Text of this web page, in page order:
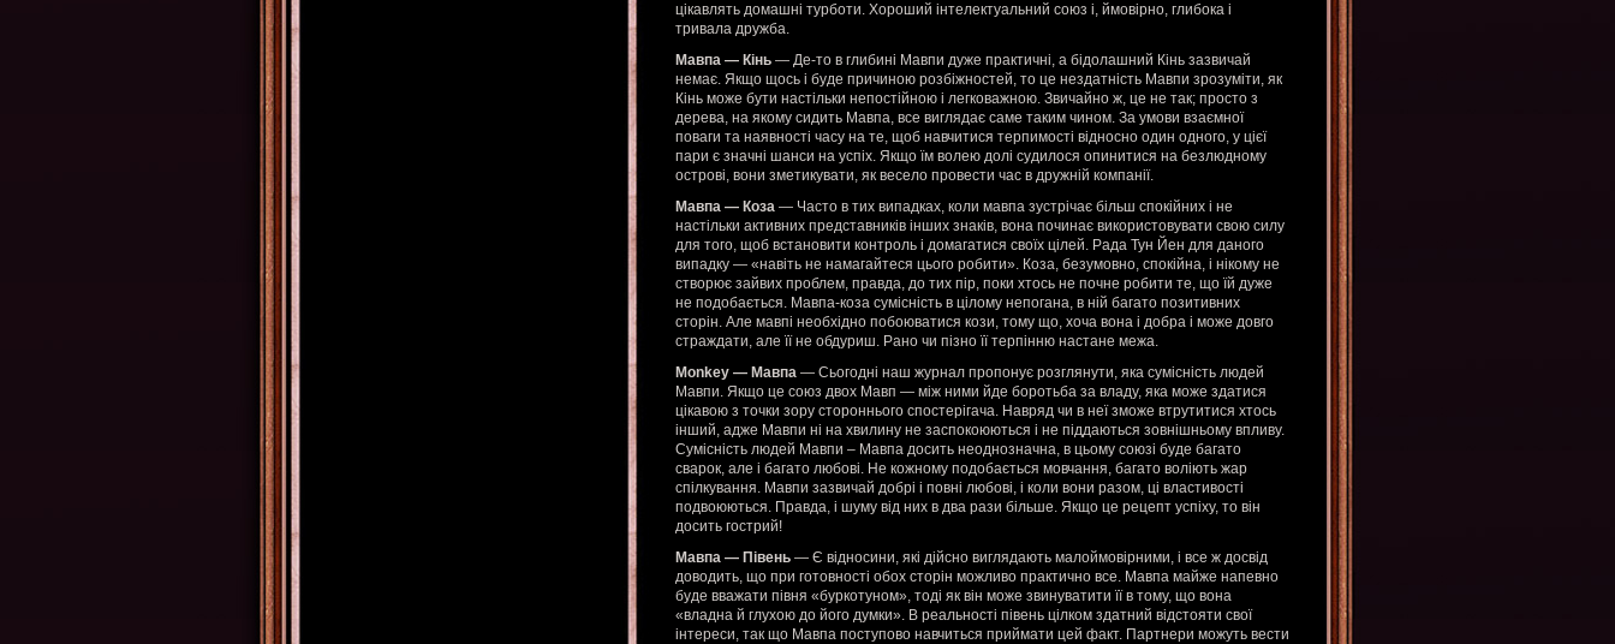
цікавлять домашні турботи. Хороший інтелектуальний союз і, ймовірно, глибока і
тривала дружба.
Мавпа — Кінь — Де-то в глибині Мавпи дуже практичні, а бідолашний Кінь зазвичай
немає. Якщо щось і буде причиною розбіжностей, то це нездатність Мавпи зрозуміти, як
Кінь може бути настільки непостійною і легковажною. Звичайно ж, це не так; просто з
дерева, на якому сидить Мавпа, все виглядає саме таким чином. За умови взаємної
поваги та наявності часу на те, щоб навчитися терпимості відносно один одного, у цієї
пари є значні шанси на успіх. Якщо їм волею долі судилося опинитися на безлюдному
острові, вони зметикувати, як весело провести час в дружній компанії.
Мавпа — Коза — Часто в тих випадках, коли мавпа зустрічає більш спокійних і не
настільки активних представників інших знаків, вона починає використовувати свою силу
для того, щоб встановити контроль і домагатися своїх цілей. Рада Тун Йен для даного
випадку — «навіть не намагайтеся цього робити». Коза, безумовно, спокійна, і нікому не
створює зайвих проблем, правда, до тих пір, поки хтось не почне робити те, що їй дуже
не подобається. Мавпа-коза сумісність в цілому непогана, в ній багато позитивних
сторін. Але мавпі необхідно побоюватися кози, тому що, хоча вона і добра і може довго
страждати, але її не обдуриш. Рано чи пізно її терпінню настане межа.
Monkey — Мавпа — Сьогодні наш журнал пропонує розглянути, яка сумісність людей
Мавпи. Якщо це союз двох Мавп — між ними йде боротьба за владу, яка може здатися
цікавою з точки зору стороннього спостерігача. Навряд чи в неї зможе втрутитися хтось
інший, адже Мавпи ні на хвилину не заспокоюються і не піддаються зовнішньому впливу.
Сумісність людей Мавпи – Мавпа досить неоднозначна, в цьому союзі буде багато
сварок, але і багато любові. Не кожному подобається мовчання, багато воліють жар
спілкування. Мавпи зазвичай добрі і повні любові, і коли вони разом, ці властивості
подвоюються. Правда, і шуму від них в два рази більше. Якщо це рецепт успіху, то він
досить гострий!
Мавпа — Півень — Є відносини, які дійсно виглядають малоймовірними, і все ж досвід
доводить, що при готовності обох сторін можливо практично все. Мавпа майже напевно
буде вважати півня «буркотуном», тоді як він може звинуватити її в тому, що вона
«владна й глухою до його думки». В реальності півень цілком здатний відстояти свої
інтереси, так що Мавпа поступово навчиться приймати цей факт. Партнери можуть вести